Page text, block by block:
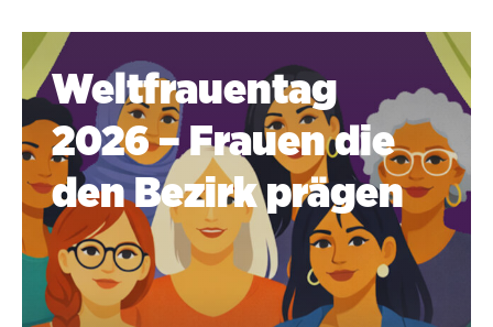
Weltfrauentag
2026 – Frauen die
den Bezirk prägen